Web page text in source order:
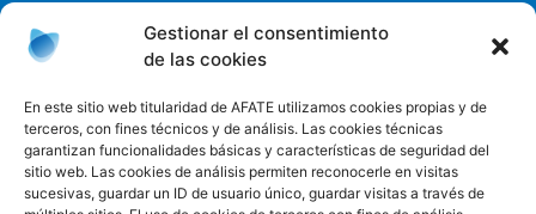
Gestionar el consentimiento
de las cookies
En este sitio web titularidad de AFATE utilizamos cookies propias y de
terceros, con fines técnicos y de análisis. Las cookies técnicas
garantizan funcionalidades básicas y características de seguridad del
sitio web. Las cookies de análisis permiten reconocerle en visitas
sucesivas, guardar un ID de usuario único, guardar visitas a través de
Asociación de familiares y cuidadores de enfermosde Alzheimer y
otras demencias de Tenerife - AFATE
C/ Eladio Alfonso y González, nº 6
38010 - Ofra Santa Cruz de Tenerife - España
Teléfono 922 660 881